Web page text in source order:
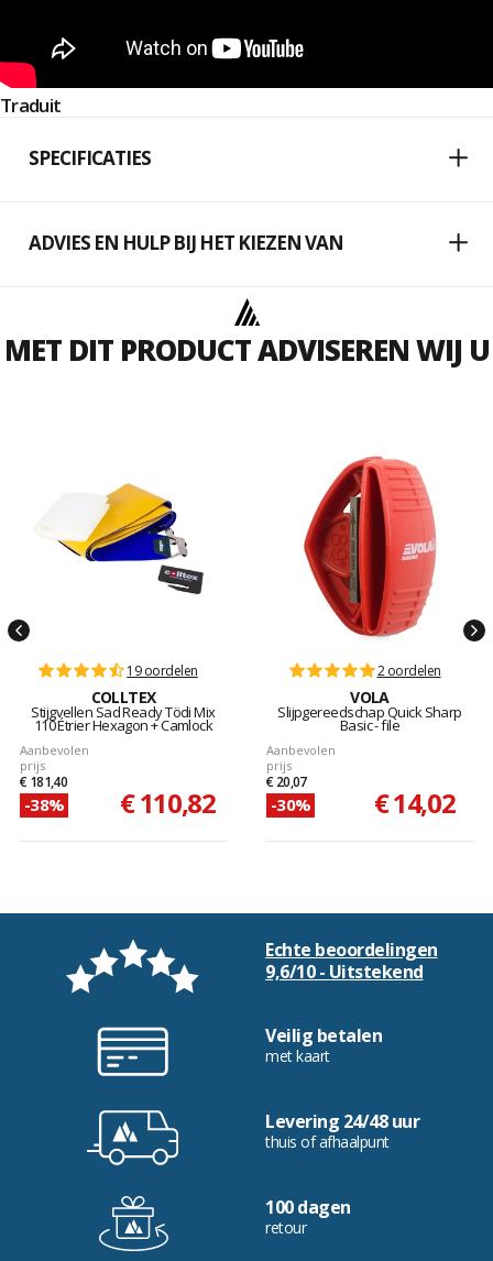
Traduit
SPECIFICATIES
ADVIES EN HULP BIJ HET KIEZEN VAN
MET DIT PRODUCT ADVISEREN WIJ U
19 oordelen
COLLTEX
Stijgvellen Sad Ready Tödi Mix
110 Étrier Hexagon + Camlock
Aanbevolen
prijs
€ 181,40
-38% € 110,82
2 oordelen
VOLA
Slijpgereedschap Quick Sharp
Basic - file
Aanbevolen
prijs
€ 20,07
-30% € 14,02
Echte beoordelingen
9,6/10 - Uitstekend
Veilig betalen
met kaart
Levering 24/48 uur
thuis of afhaalpunt
100 dagen
retour